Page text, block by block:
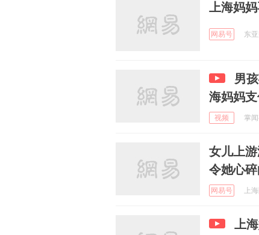
上海妈
网易号 东
男
海妈妈
视频 掌
女儿上
令她心
网易号 上
上